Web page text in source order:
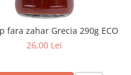
fara zahar Grecia 290g ECO
26,00 Lei